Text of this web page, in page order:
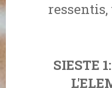
ressentis,
SIESTE